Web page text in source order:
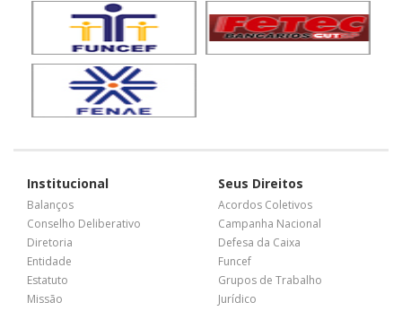
Institucional
Balanços
Conselho Deliberativo
Diretoria
Entidade
Estatuto
Missão
Seus Direitos
Acordos Coletivos
Campanha Nacional
Defesa da Caixa
Funcef
Grupos de Trabalho
Jurídico